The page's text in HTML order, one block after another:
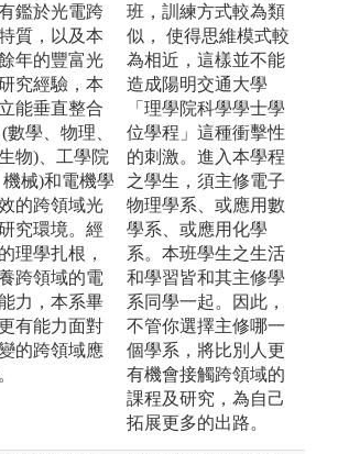
鑑於光電跨
質，以及本
年的豐富光
究經驗，本
能垂直整合
數學、物理、
物)、工學院
械)和電機學
的跨領域光
究環境。經
理學扎根，
跨領域的電
力，本系畢
有能力面對
的跨領域應
班，訓練方式較為類
似， 使得思維模式較
為相近，這樣並不能
造成陽明交通大學
「理學院科學學士學
位學程」這種衝擊性
的刺激。進入本學程
之學生，須主修電子
物理學系、或應用數
學系、或應用化學
系。本班學生之生活
和學習皆和其主修學
系同學一起。因此，
不管你選擇主修哪一
個學系，將比別人更
有機會接觸跨領域的
課程及研究，為自己
拓展更多的出路。